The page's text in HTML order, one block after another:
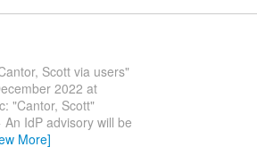
Scott via users"
2022 at
"Cantor, Scott"
IdP advisory will be
More]